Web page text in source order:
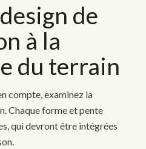
de
à la
du terrain
compte, examinez la
Chaque forme et pente
qui devront être intégrées